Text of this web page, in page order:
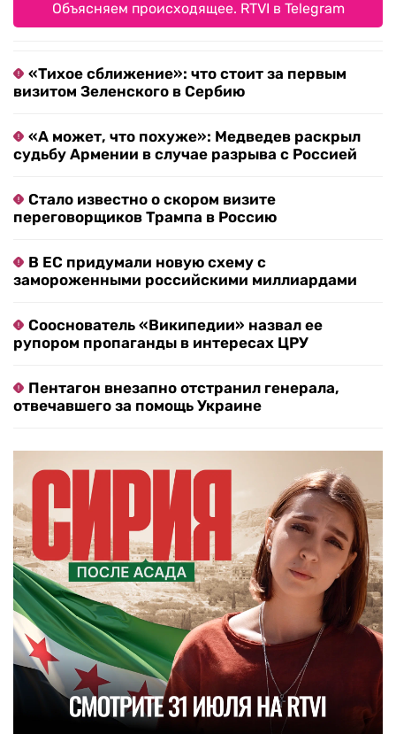
Объясняем происходящее. RTVI в Telegram
«Тихое сближение»: что стоит за первым
визитом Зеленского в Сербию
«А может, что похуже»: Медведев раскрыл
судьбу Армении в случае разрыва с Россией
Стало известно о скором визите
переговорщиков Трампа в Россию
В ЕС придумали новую схему с
замороженными российскими миллиардами
Сооснователь «Википедии» назвал ее
рупором пропаганды в интересах ЦРУ
Пентагон внезапно отстранил генерала,
отвечавшего за помощь Украине